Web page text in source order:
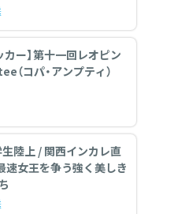
カー】第十一回レオピン
（コパ・アンプティ）
生陸上 / 関西インカレ直
速女王を争う強く美しき